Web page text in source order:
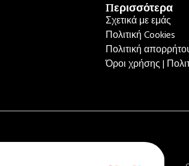
Περισσότερα
Σχετικά με εμάς
Πολιτική Cookies
Πολιτική
Όροι χρήσης |